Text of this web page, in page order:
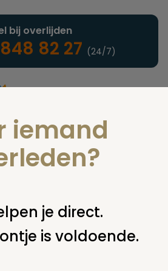
uitvaartonderneming
bij overlijden
82 27 (24/7)
alle onderwerpen de
iemand
je direct.
is voldoende.